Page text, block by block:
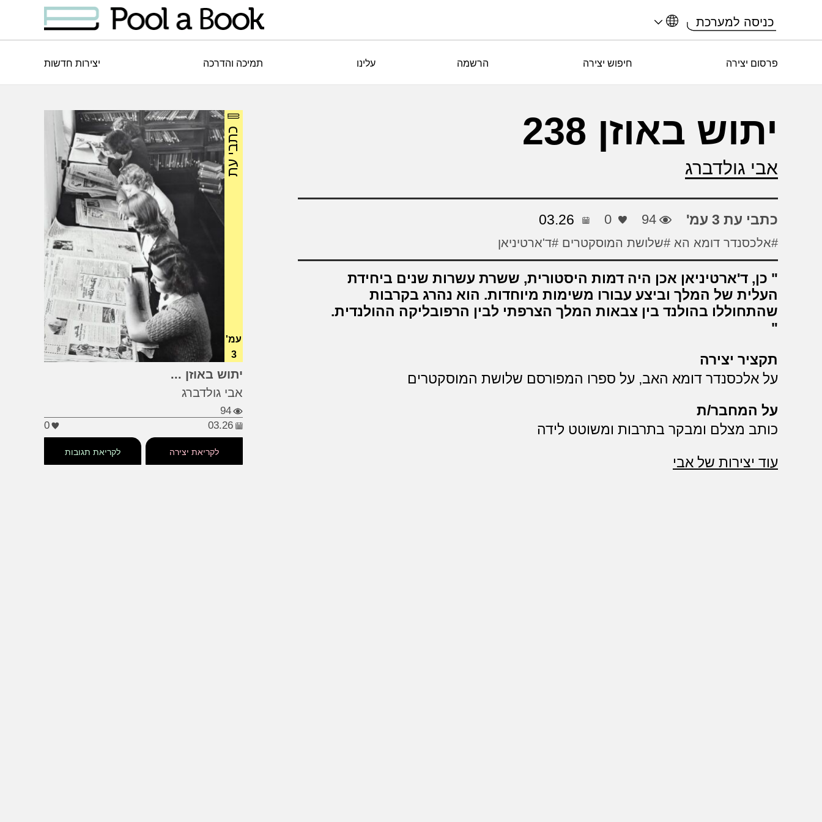
כניסה למערכת
פרסום יצירה חיפוש יצירה הרשמה עלינו תמיכה והדרכה יצירות חדשות
יתוש באוזן 238
אבי גולדברג
כתבי עת 3 עמ' 94
0
03.26
#אלכסנדר דומא הא #שלושת המוסקטרים #ד'ארטיניאן
כן, ד'ארטיניאן אכן היה דמות היסטורית, ששרת עשרות שנים ביחידת
העלית של המלך וביצע עבורו משימות מיוחדות. הוא נהרג בקרבות
שהתחוללו בהולנד בין צבאות המלך הצרפתי לבין הרפובליקה ההולנדית.
תקציר יצירה
על אלכסנדר דומא האב, על ספרו המפורסם שלושת המוסקטרים
על המחבר/ת
כותב מצלם ומבקר בתרבות ומשוטט לידה
עוד יצירות של אבי
כתבי עת
עמ'
3
#אלכסנדר דומא הא
#שלושת המוסקטרים
יתוש באוזן ...
אבי גולדברג
94
03.26
0
לקריאת תגובות לקריאת יצירה